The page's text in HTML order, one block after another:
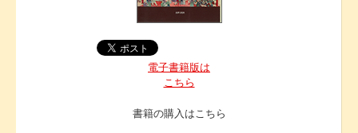
電子書籍版は
こちら
書籍の購入はこちら